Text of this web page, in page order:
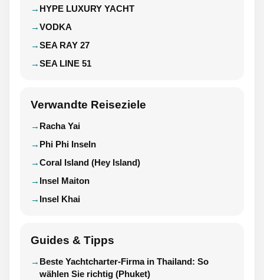
HYPE LUXURY YACHT
VODKA
SEA RAY 27
SEA LINE 51
Verwandte Reiseziele
Racha Yai
Phi Phi Inseln
Coral Island (Hey Island)
Insel Maiton
Insel Khai
Guides & Tipps
Beste Yachtcharter-Firma in Thailand: So
wählen Sie richtig (Phuket)